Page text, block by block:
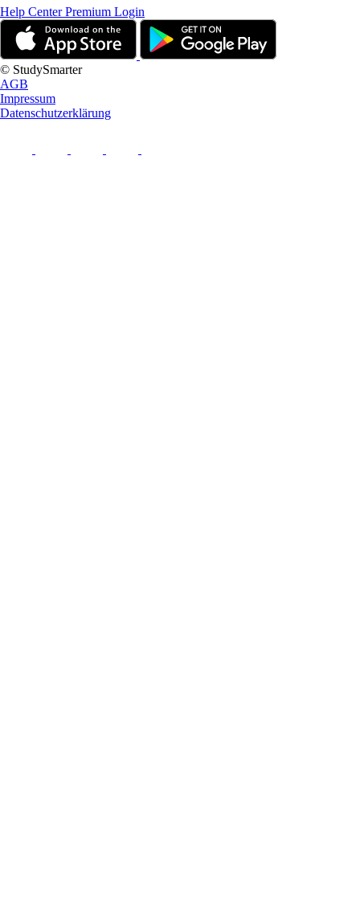
Help CenterPremium Login
© StudySmarter
AGB
Impressum
Datenschutzerklärung